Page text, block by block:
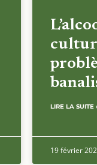
LIRE LA SUITE
19 février